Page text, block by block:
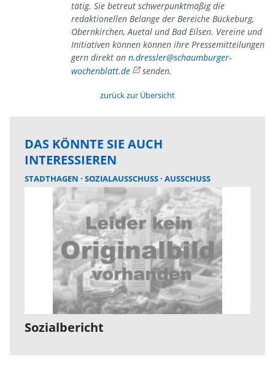
tätig. Sie betreut schwerpunktmäßig die
redaktionellen Belange der Bereiche Bückeburg,
Obernkirchen, Auetal und Bad Eilsen. Vereine und
Initiativen können können ihre Pressemitteilungen
gern direkt an n.dressler@schaumburger-
wochenblatt.de
senden.
zurück zur Übersicht
DAS KÖNNTE SIE AUCH
INTERESSIEREN
STADTHAGEN SOZIALAUSSCHUSS AUSSCHUSS
Sozialbericht